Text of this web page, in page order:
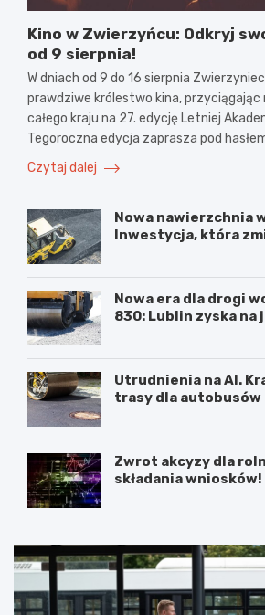
Kino w Zwierzyńcu: Odkryj
od 9 sierpnia!
W dniach od 9 do 16 sierpnia
prawdziwe królestwo kina, przyciągając
całego kraju na 27. edycję Letniej
Tegoroczna edycja zaprasza pod
Czytaj dalej
Nowa nawierzchnia
Inwestycja, która
Nowa era dla drogi
830: Lublin zyska na
Utrudnienia na Al.
trasy dla autobusów
Zwrot akcyzy dla
składania wniosków!